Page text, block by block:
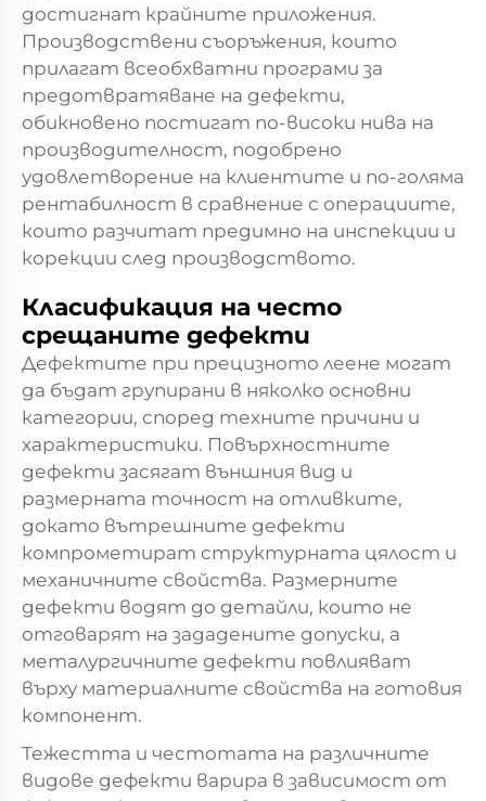
достигнат крайните приложения.
Производствени съоръжения, които
прилагат всеобхватни програми за
предотвратяване на дефекти,
обикновено постигат по-високи нива на
производителност, подобрено
удовлетворение на клиентите и по-голяма
рентабилност в сравнение с операциите,
които разчитат предимно на инспекции и
корекции след производството.
Класификация на често
срещаните дефекти
Дефектите при прецизното леене могат
да бъдат групирани в няколко основни
категории, според техните причини и
характеристики. Повърхностните
дефекти засягат външния вид и
размерната точност на отливките,
докато вътрешните дефекти
компрометират структурната цялост и
механичните свойства. Размерните
дефекти водят до детайли, които не
отговарят на зададените допуски, а
металургичните дефекти повлияват
върху материалните свойства на готовия
компонент.
Тежестта и честотата на различните
видове дефекти варира в зависимост от